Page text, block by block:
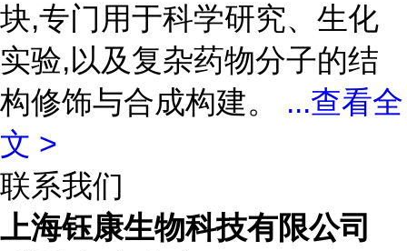
块,专门用于科学研究、生化
实验,以及复杂药物分子的结
构修饰与合成构建。 ...查看全
文 >
联系我们
上海钰康生物科技有限公司